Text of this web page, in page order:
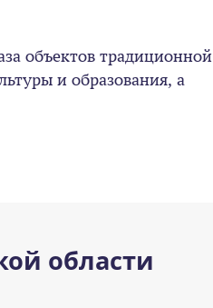
объектов традиционной
и образования, а
области